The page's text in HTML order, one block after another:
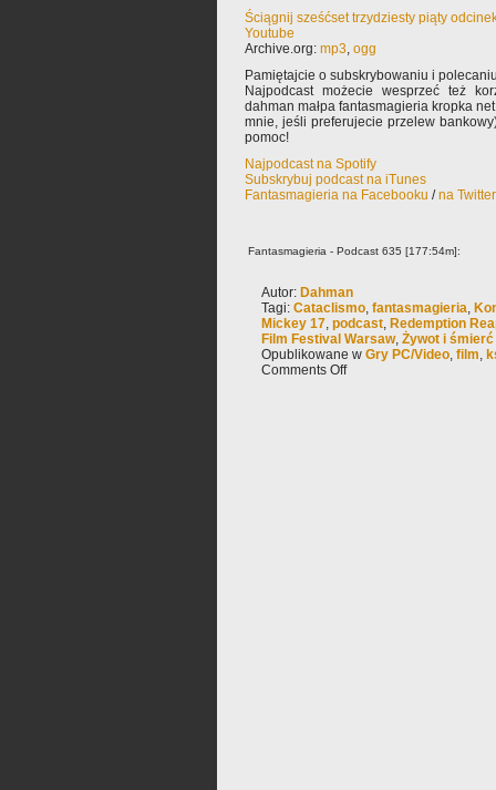
Ściągnij sześćset trzydziesty piąty
Youtube
Archive.org: mp3, ogg
Pamiętajcie o subskrybowaniu i
Najpodcast możecie wesprzeć też
dahman małpa fantasmagieria kropka
mnie, jeśli preferujecie przelew
pomoc!
Najpodcast na Spotify
Subskrybuj podcast na iTunes
Fantasmagieria na Facebooku /na
Fantasmagieria - Podcast 635 [177:54m]:
Autor: Dahman
Tagi: Cataclismo, fantasmagieria,
Mickey 17, podcast, Redemption
Film Festival Warsaw, Żywot i
Opublikowane w Gry PC/Video, film,
Comments Off